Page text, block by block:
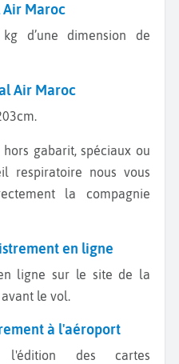
Air Maroc
Air Maroc
respiratoire nous vous
la compagnie
en ligne
le vol.
à l'aéroport